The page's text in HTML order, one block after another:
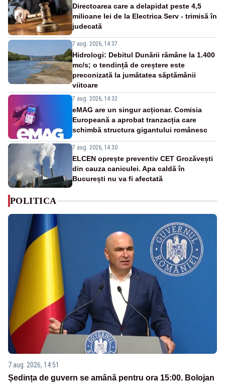
Directoarea care a delapidat peste 4,5
milioane lei de la Electrica Serv - trimisă în
judecată
7 aug. 2026, 14:37
Hidrologi: Debitul Dunării rămâne la 1.400
mc/s; o tendință de creștere este
preconizată la jumătatea săptămânii
viitoare
7 aug. 2026, 14:32
eMAG are un singur acționar. Comisia
Europeană a aprobat tranzacția care
schimbă structura gigantului românesc
7 aug. 2026, 14:30
ELCEN oprește preventiv CET Grozăvești
din cauza caniculei. Apa caldă în
București nu va fi afectată
POLITICA
7 aug. 2026, 14:51
Ședința de guvern se amână pentru ora 15:00. Bolojan